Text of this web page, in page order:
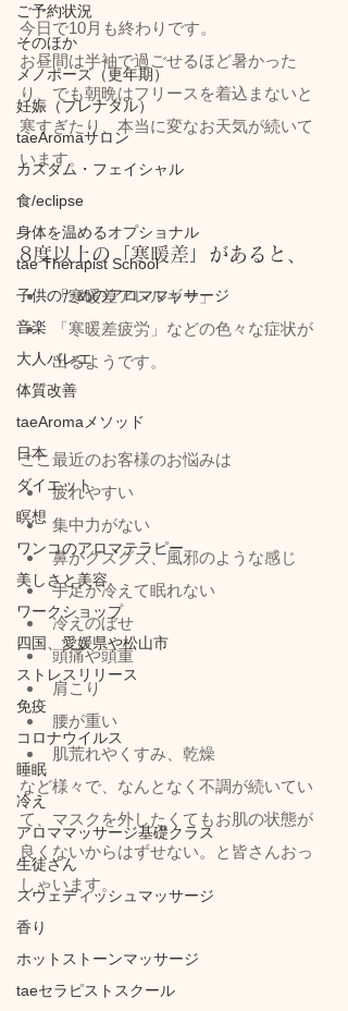
ご予約状況
そのほか
メノポーズ（更年期）
妊娠（プレナタル）
taeAromaサロン
カスタム・フェイシャル
食/eclipse
身体を温めるオプショナル
tae Therapist School
子供のためのアロママッサージ
音楽
大人バレエ
体質改善
taeAromaメソッド
日本
ダイエット
瞑想
ワンコのアロマテラピー
美しさと美容
ワークショップ
四国、愛媛県や松山市
ストレスリリース
免疫
コロナウイルス
睡眠
冷え
アロママッサージ基礎クラス
生徒さん
スウェディッシュマッサージ
香り
ホットストーンマッサージ
taeセラピストスクール
今日で10月も終わりです。
お昼間は半袖で過ごせるほど暑かった
り、でも朝晩はフリースを着込まないと
寒すぎたり、本当に変なお天気が続いて
います。
8度以上の「寒暖差」があると、
「寒暖差アレルギー」
「寒暖差疲労」などの色々な症状が
出るようです。
ここ最近のお客様のお悩みは
疲れやすい
集中力がない
鼻がグズグズ、風邪のような感じ
手足が冷えて眠れない
冷えのぼせ
頭痛や頭重
肩こり
腰が重い
肌荒れやくすみ、乾燥
など様々で、なんとなく不調が続いてい
て、マスクを外したくてもお肌の状態が
良くないからはずせない。と皆さんおっ
しゃいます。